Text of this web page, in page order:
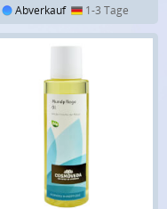
Abverkauf 1-3 Tage